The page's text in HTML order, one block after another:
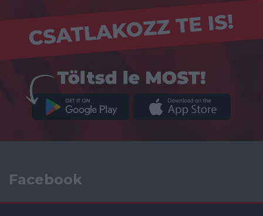
Facebook